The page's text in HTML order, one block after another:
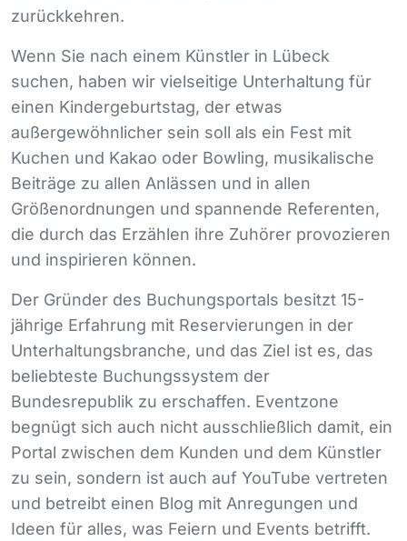
zurückkehren.
Wenn Sie nach einem Künstler in Lübeck
suchen, haben wir vielseitige Unterhaltung für
einen Kindergeburtstag, der etwas
außergewöhnlicher sein soll als ein Fest mit
Kuchen und Kakao oder Bowling, musikalische
Beiträge zu allen Anlässen und in allen
Größenordnungen und spannende Referenten,
die durch das Erzählen ihre Zuhörer provozieren
und inspirieren können.
Der Gründer des Buchungsportals besitzt 15-
jährige Erfahrung mit Reservierungen in der
Unterhaltungsbranche, und das Ziel ist es, das
beliebteste Buchungssystem der
Bundesrepublik zu erschaffen. Eventzone
begnügt sich auch nicht ausschließlich damit, ein
Portal zwischen dem Kunden und dem Künstler
zu sein, sondern ist auch auf YouTube vertreten
und betreibt einen Blog mit Anregungen und
Ideen für alles, was Feiern und Events betrifft.